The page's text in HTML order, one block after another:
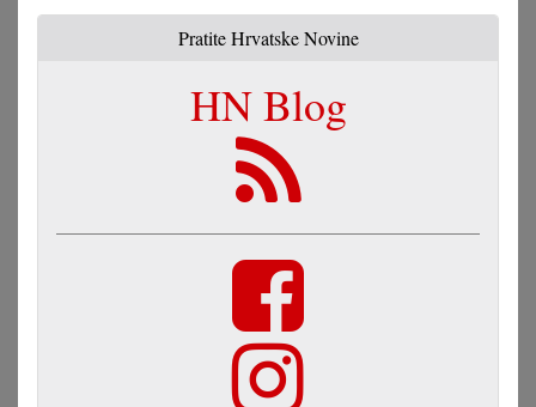
Pratite Hrvatske Novine
HN Blog